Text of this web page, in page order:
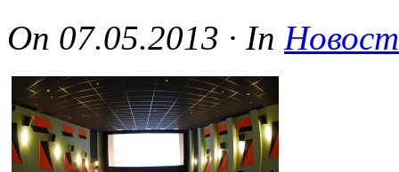
On 07.05.2013 · In